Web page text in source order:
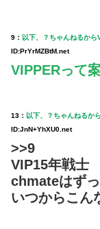
9： 以下、？ちゃんねるか
ID:PrYrMZBtM.net
VIPPERって
13： 以下、？ちゃんねるか
ID:JnN+YhXU0.net
>>9
VIP15年戦士
chmateはず
いつからこん